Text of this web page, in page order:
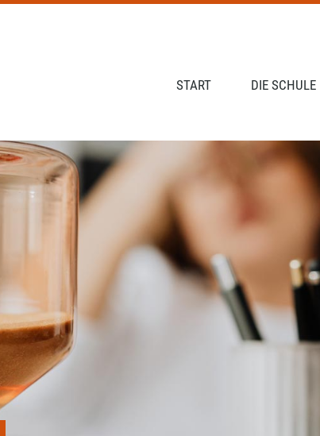
NAVIGATION ÜBERSPRINGEN
START DIE SCHULE